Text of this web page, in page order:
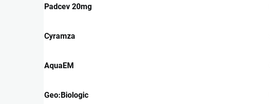
Padcev 20mg
Cyramza
AquaEM
Geo:Biologic